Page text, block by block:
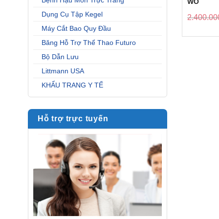
Dụng Cụ Tập Kegel
Máy Cắt Bao Quy Đầu
Băng Hỗ Trợ Thể Thao Futuro
Bộ Dẫn Lưu
Littmann USA
KHẨU TRANG Y TẾ
Hỗ trợ trực tuyến